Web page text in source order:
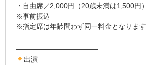
・自由席／2,000円（20歳未満は1,500円）
※事前振込
※指定席は年齢問わず同一料金となります
————————————
出演